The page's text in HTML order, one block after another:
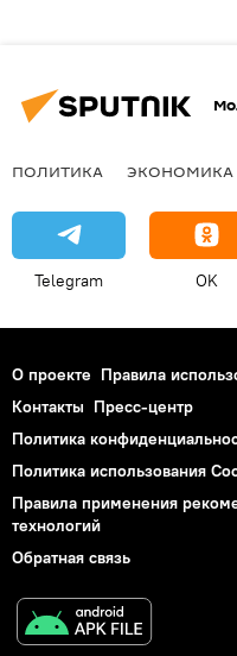
ПОЛИТИКА ЭКОНОМИКА
Telegram OK
О проекте Правила
Контакты Пресс-центр
Политика
Политика использования
Правила применения
технологий
Обратная связь